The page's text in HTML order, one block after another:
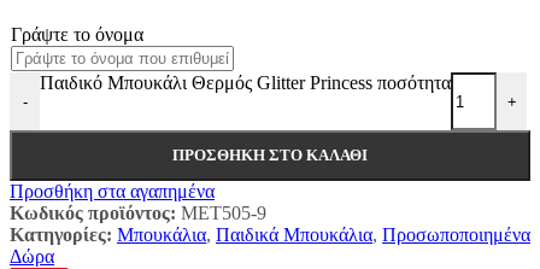
Γράψτε το όνομα
-
Παιδικό Μπουκάλι Θερμός Glitter Princess ποσότητα
+
ΠΡΟΣΘΉΚΗ ΣΤΟ ΚΑΛΆΘΙ
Προσθήκη στα αγαπημένα
Κωδικός προϊόντος: MET505-9
Κατηγορίες: Μπουκάλια, Παιδικά Μπουκάλια, Προσωποποιημένα
Δώρα